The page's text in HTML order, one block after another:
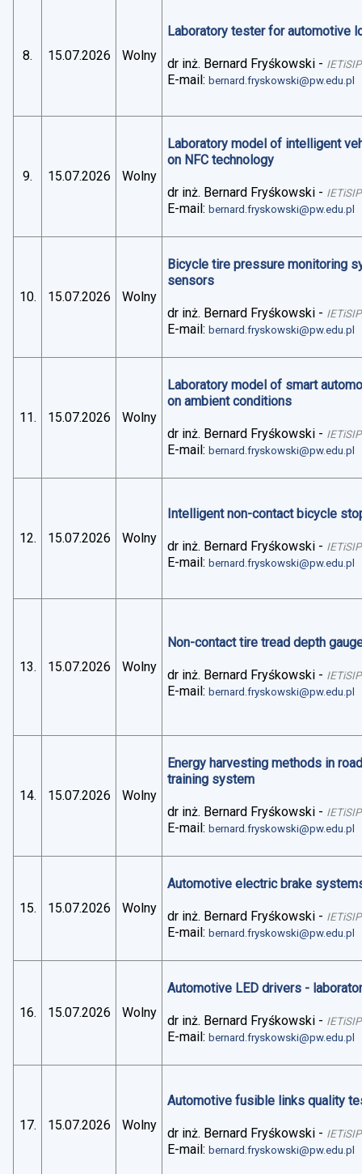
8. 15.07.2026 Wolny
Laboratory tester for automotive
dr inż. Bernard Fryśkowski - IETiSIP
E-mail:bernard.fryskowski@pw.edu.pl
9. 15.07.2026 Wolny
Laboratory model of intelligent
on NFC technology
dr inż. Bernard Fryśkowski - IETiSIP
E-mail:bernard.fryskowski@pw.edu.pl
10. 15.07.2026 Wolny
Bicycle tire pressure monitoring
sensors
dr inż. Bernard Fryśkowski - IETiSIP
E-mail:bernard.fryskowski@pw.edu.pl
11. 15.07.2026 Wolny
Laboratory model of smart
on ambient conditions
dr inż. Bernard Fryśkowski - IETiSIP
E-mail:bernard.fryskowski@pw.edu.pl
12. 15.07.2026 Wolny
Intelligent non-contact bicycle
dr inż. Bernard Fryśkowski - IETiSIP
E-mail:bernard.fryskowski@pw.edu.pl
13. 15.07.2026 Wolny
Non-contact tire tread depth
dr inż. Bernard Fryśkowski - IETiSIP
E-mail:bernard.fryskowski@pw.edu.pl
14. 15.07.2026 Wolny
Energy harvesting methods in
training system
dr inż. Bernard Fryśkowski - IETiSIP
E-mail:bernard.fryskowski@pw.edu.pl
15. 15.07.2026 Wolny
Automotive electric brake
dr inż. Bernard Fryśkowski - IETiSIP
E-mail:bernard.fryskowski@pw.edu.pl
16. 15.07.2026 Wolny
Automotive LED drivers -
dr inż. Bernard Fryśkowski - IETiSIP
E-mail:bernard.fryskowski@pw.edu.pl
17. 15.07.2026 Wolny
Automotive fusible links quality
dr inż. Bernard Fryśkowski - IETiSIP
E-mail:bernard.fryskowski@pw.edu.pl